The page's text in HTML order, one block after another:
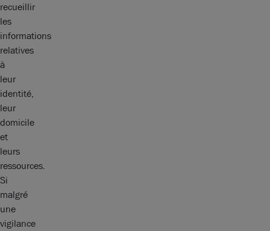
recueillir
les
informations
relatives
à
leur
identité,
leur
domicile
et
leurs
ressources.
Si
malgré
une
vigilance